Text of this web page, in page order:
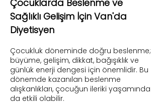
Çocuklarda Beslenme ve
Sağlıklı Gelişim İçin Van'da
Diyetisyen
Çocukluk döneminde doğru beslenme;
büyüme, gelişim, dikkat, bağışıklık ve
günlük enerji dengesi için önemlidir. Bu
dönemde kazanılan beslenme
alışkanlıkları, çocuğun ileriki yaşamında
da etkili olabilir.